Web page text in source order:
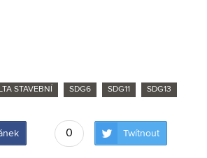
STAVEBNÍ SDG6 SDG11 SDG13
0 Twítnout